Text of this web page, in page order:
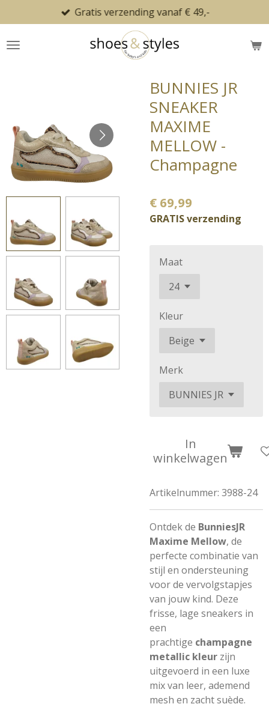
direct
naar
Gratis verzending vanaf € 49,-
BUNNIES JR
SNEAKER
MAXIME
MELLOW -
Champagne
€ 69,99
GRATIS verzending
Maat
Kleur
Merk
In
winkelwagen
Artikelnummer: 3988-24
Ontdek de BunniesJR
Maxime Mellow, de
perfecte combinatie van
stijl en ondersteuning
voor de vervolgstapjes
van jouw kind. Deze
frisse, lage sneakers in
een
prachtige champagne
metallic kleur zijn
uitgevoerd in een luxe
mix van leer, ademend
mesh en zacht suède.